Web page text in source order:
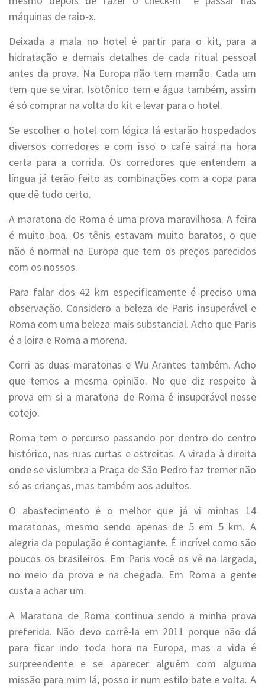
máquinas de raio-x.
Deixada a mala no hotel é partir para o kit, para a
hidratação e demais detalhes de cada ritual pessoal
antes da prova. Na Europa não tem mamão. Cada um
tem que se virar. Isotônico tem e água também, assim
é só comprar na volta do kit e levar para o hotel.
Se escolher o hotel com lógica lá estarão hospedados
diversos corredores e com isso o café sairá na hora
certa para a corrida. Os corredores que entendem a
língua já terão feito as combinações com a copa para
que dê tudo certo.
A maratona de Roma é uma prova maravilhosa. A feira
é muito boa. Os tênis estavam muito baratos, o que
não é normal na Europa que tem os preços parecidos
com os nossos.
Para falar dos 42 km especificamente é preciso uma
observação. Considero a beleza de Paris insuperável e
Roma com uma beleza mais substancial. Acho que Paris
é a loira e Roma a morena.
Corri as duas maratonas e Wu Arantes também. Acho
que temos a mesma opinião. No que diz respeito à
prova em si a maratona de Roma é insuperável nesse
cotejo.
Roma tem o percurso passando por dentro do centro
histórico, nas ruas curtas e estreitas. A virada à direita
onde se vislumbra a Praça de São Pedro faz tremer não
só as crianças, mas também aos adultos.
O abastecimento é o melhor que já vi minhas 14
maratonas, mesmo sendo apenas de 5 em 5 km. A
alegria da população é contagiante. É incrível como são
poucos os brasileiros. Em Paris você os vê na largada,
no meio da prova e na chegada. Em Roma a gente
custa a achar um.
A Maratona de Roma continua sendo a minha prova
preferida. Não devo corrê-la em 2011 porque não dá
para ficar indo toda hora na Europa, mas a vida é
surpreendente e se aparecer alguém com alguma
missão para mim lá, posso ir num estilo bate e volta. A